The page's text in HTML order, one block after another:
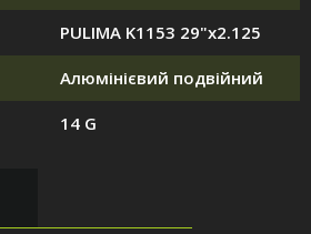
PULIMA K1153 29"x2.125
Алюмінієвий подвійний
14 G